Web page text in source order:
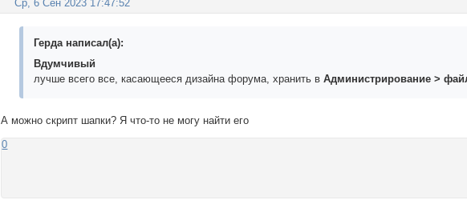
Ср, 6 Сен 2023 17:47:52
Герда написал(а):
Вдумчивый
лучше всего все, касающееся дизайна форума, хранить вАдминистрирование >
А можно скрипт шапки? Я что-то не могу найти его
0